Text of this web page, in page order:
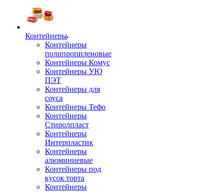
Контейнеры
Контейнеры
полипропиленовые
Контейнеры Комус
Контейнеры УЮ
ПЭТ
Контейнеры для
соуса
Контейнеры Тефо
Контейнеры
Стиролпласт
Контейнеры
Интерпластик
Контейнеры
алюминиевые
Контейнеры под
кусок торта
Контейнеры